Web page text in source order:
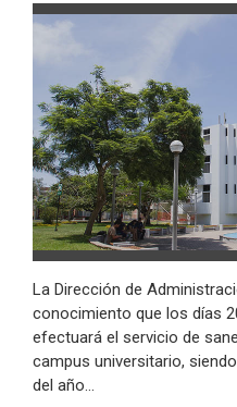
La Dirección de
conocimiento que los días
efectuará el servicio de
campus universitario,
del año…